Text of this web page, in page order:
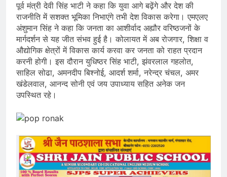
पूर्व मंत्री देवी सिंह भाटी ने कहा कि युवा आगे बढ़ेंगे और देश की
राजनीति में सशक्त भूमिका निभाएंगे तभी देश विकास करेगा। एमएलए
अंशुमान सिंह ने कहा कि जनता का आशीर्वाद अह्यौर वरिष्ठजनों के
मार्गदर्शन से यह जीत संभव हुई है। कोलायत में अब रोजगार, शिक्षा व
औद्योगिक क्षेत्रों में विकास कार्य करवा कर जनता को राहत प्रदान
करनी होगी। इस दौरान युधिष्ठर सिंह भाटी, झंवरलाल गहलोत,
साहिल सोढा, अमनदीप बिश्नोई, आदर्श शर्मा, नरेन्द्र चंचल, अमर
खंडेलवाल, आनन्द सोनी एवं जय उपाध्याय सहित अनेक जन
उपस्थित रहे।